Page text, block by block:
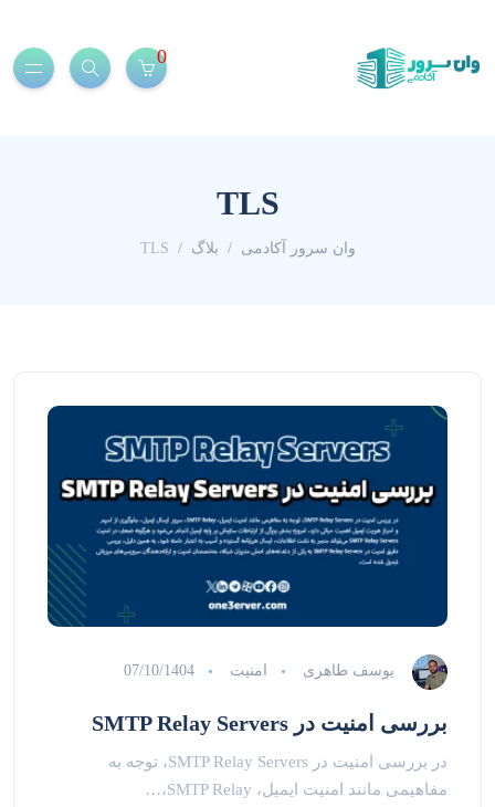
TLS
وان سرور آکادمی بلاگ TLS
یوسف طاهری امنیت 07/10/1404
بررسی امنیت در SMTP Relay Servers
در بررسی امنیت در SMTP Relay Servers، توجه به
مفاهیمی مانند امنیت ایمیل، SMTP Relay،…